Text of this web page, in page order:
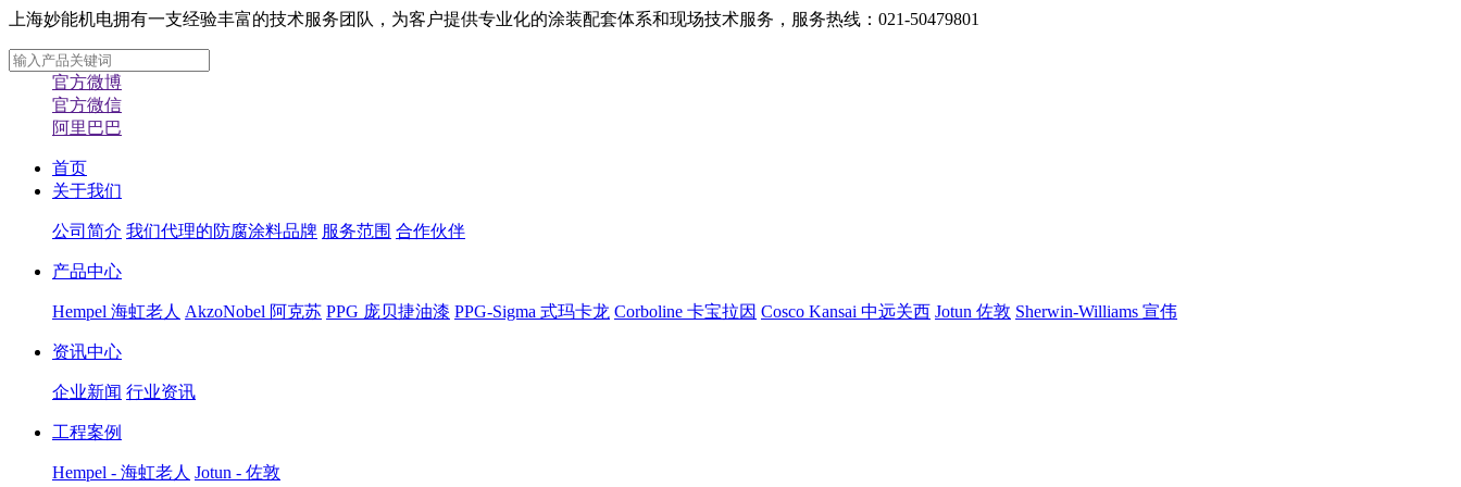
上海妙能机电拥有一支经验丰富的技术服务团队，为客户提供专业化的涂装配套体系和现场技术服务，服务热线：021-50479801
官方微博
官方微信
阿里巴巴
首页
关于我们
公司简介 我们代理的防腐涂料品牌 服务范围 合作伙伴
产品中心
Hempel 海虹老人 AkzoNobel 阿克苏 PPG 庞贝捷油漆 PPG-Sigma 式玛卡龙 Corboline 卡宝拉因 Cosco Kansai 中远关西 Jotun 佐敦 Sherwin-Williams 宣伟
资讯中心
企业新闻 行业资讯
工程案例
Hempel - 海虹老人 Jotun - 佐敦